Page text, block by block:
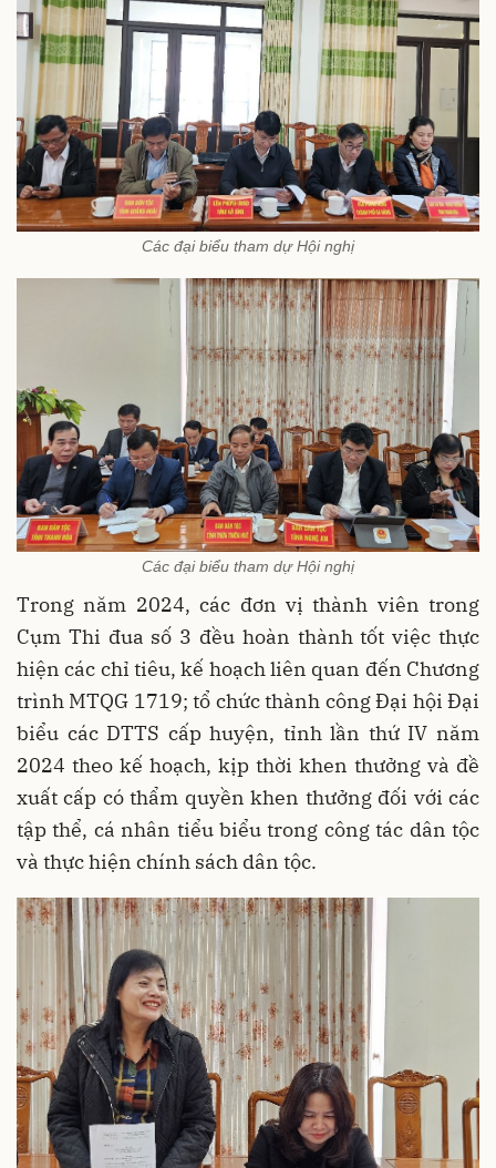
Các đại biểu tham dự Hội nghị
Các đại biểu tham dự Hội nghị
Trong năm 2024, các đơn vị thành viên trong
Cụm Thi đua số 3 đều hoàn thành tốt việc thực
hiện các chỉ tiêu, kế hoạch liên quan đến Chương
trình MTQG 1719; tổ chức thành công Đại hội Đại
biểu các DTTS cấp huyện, tỉnh lần thứ IV năm
2024 theo kế hoạch, kịp thời khen thưởng và đề
xuất cấp có thẩm quyền khen thưởng đối với các
tập thể, cá nhân tiểu biểu trong công tác dân tộc
và thực hiện chính sách dân tộc.